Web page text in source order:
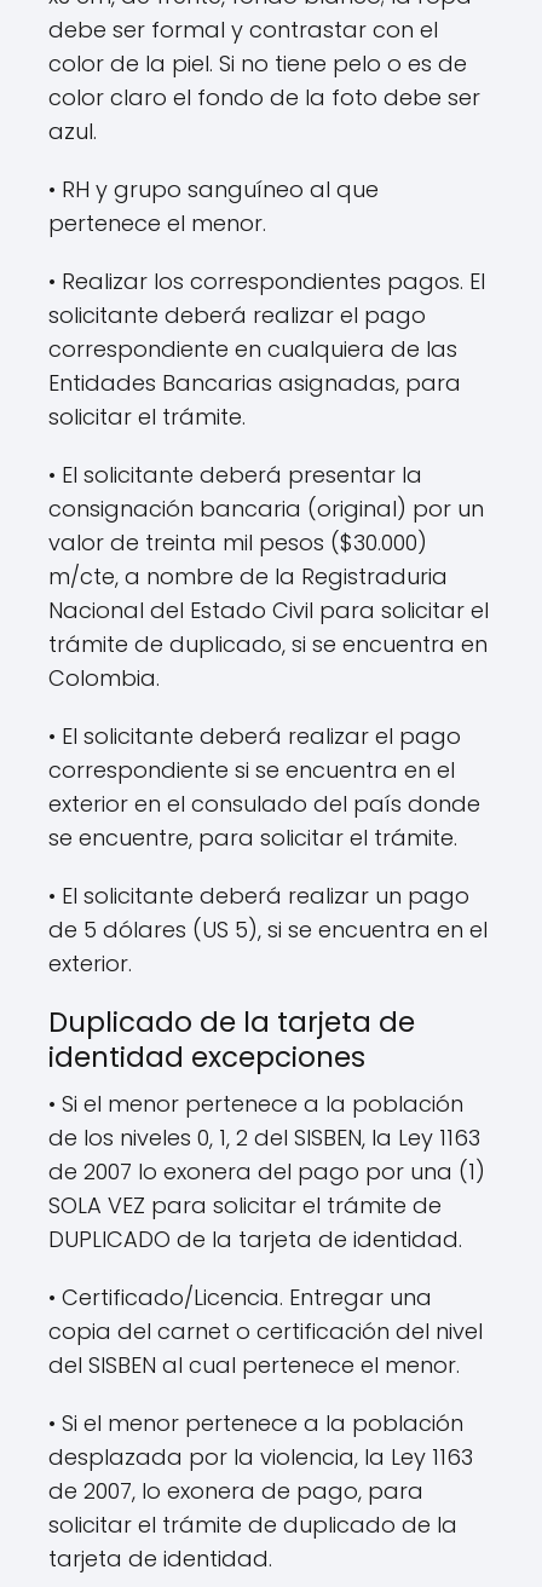
debe ser formal y contrastar con el
color de la piel. Si no tiene pelo o es de
color claro el fondo de la foto debe ser
azul.
• RH y grupo sanguíneo al que
pertenece el menor.
• Realizar los correspondientes pagos. El
solicitante deberá realizar el pago
correspondiente en cualquiera de las
Entidades Bancarias asignadas, para
solicitar el trámite.
• El solicitante deberá presentar la
consignación bancaria (original) por un
valor de treinta mil pesos ($30.000)
m/cte, a nombre de la Registraduria
Nacional del Estado Civil para solicitar el
trámite de duplicado, si se encuentra en
Colombia.
• El solicitante deberá realizar el pago
correspondiente si se encuentra en el
exterior en el consulado del país donde
se encuentre, para solicitar el trámite.
• El solicitante deberá realizar un pago
de 5 dólares (US 5), si se encuentra en el
exterior.
Duplicado de la tarjeta de
identidad excepciones
• Si el menor pertenece a la población
de los niveles 0, 1, 2 del SISBEN, la Ley 1163
de 2007 lo exonera del pago por una (1)
SOLA VEZ para solicitar el trámite de
DUPLICADO de la tarjeta de identidad.
• Certificado/Licencia. Entregar una
copia del carnet o certificación del nivel
del SISBEN al cual pertenece el menor.
• Si el menor pertenece a la población
desplazada por la violencia, la Ley 1163
de 2007, lo exonera de pago, para
solicitar el trámite de duplicado de la
tarjeta de identidad.